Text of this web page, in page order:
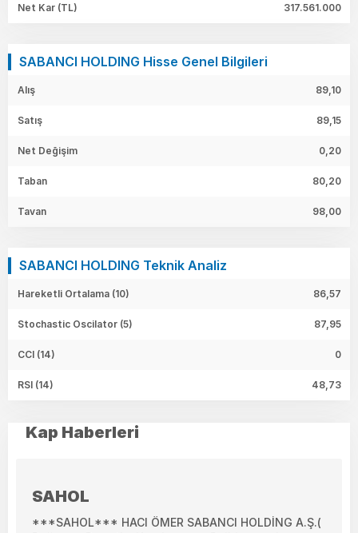
Net Kar (TL) 317.561.000
SABANCI HOLDING Hisse Genel Bilgileri
Alış 89,10
Satış 89,15
Net Değişim 0,20
Taban 80,20
Tavan 98,00
SABANCI HOLDING Teknik Analiz
Hareketli Ortalama (10) 86,57
Stochastic Oscilator (5) 87,95
CCI (14) 0
RSI (14) 48,73
Kap Haberleri
SAHOL
***SAHOL*** HACI ÖMER SABANCI HOLDİNG A.Ş.(